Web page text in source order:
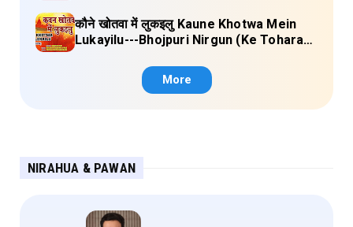
कौने खोतवा में लुकइलु Kaune Khotwa Mein
Lukayilu---Bhojpuri Nirgun (Ke Tohara
More
NIRAHUA & PAWAN